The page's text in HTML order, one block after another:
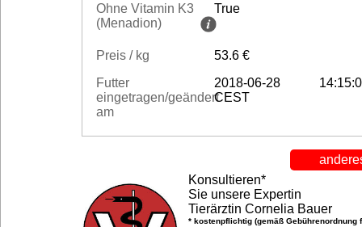
Ohne Vitamin K3
(Menadion)
True
Preis / kg
53.6 €
Futter
eingetragen/geändert
am
2018-06-28
CEST
Konsultieren*
Sie unsere Expertin
Tierärztin Cornelia Bauer
* kostenpflichtig (gemäß Gebührenordnung